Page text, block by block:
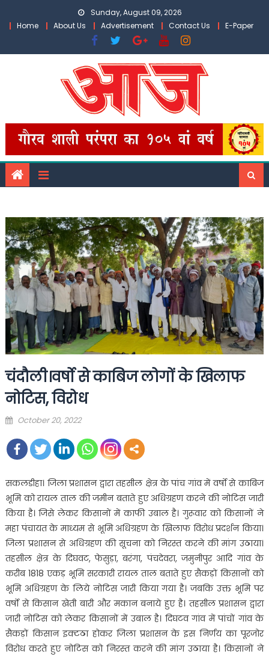
Sunday, August 09, 2026
Home
About Us Advertisement Contact Us E-Paper
चंदौली।वर्षो से काबिज लोगों के खिलाफ
नोटिस, विरोध
Posted
October 20, 2022
सकलडीहा। जिला प्रशासन द्वारा तहसील क्षेत्र के पांच गांव में वर्षो से काबिज
भूमि को रायल ताल की जमीन बताते हुए अधिग्रहण करने की नोटिस जारी
किया है। जिसे लेकर किसानों में काफी उबाल है। गुरूवार को किसानों ने
महा पंचायत के माध्यम से भूमि अधिग्रहण के खिलाफ विरोध प्रदर्शन किया।
जिला प्रशासन से अधिग्रहण की सूचना को निरस्त करने की मांग उठाया।
तहसील क्षेत्र के दिघवट, फेसुड़ा, बरंगा, पंचदेवरा, जमुनीपुर आदि गांव के
करीब 1818 एकड़ भूमि सरकारी रायल ताल बताते हुए सैकड़ों किसानों को
भूमि अधिग्रहण के लिये नोटिस जारी किया गया है। जबकि उक्त भूमि पर
वर्षो से किसान खेती बारी और मकान बनाये हुए है। तहसील प्रशासन द्वारा
जारी नोटिस को लेकर किसानों में उबाल है। दिघटव गांव में पांचों गांव के
सैकड़ों किसान इक्टठा होकर जिला प्रशासन के इस निर्णय का पूरजोर
विरोध करते हुए नोटिस को निरस्त करने की मांग उठाया है। किसानों ने